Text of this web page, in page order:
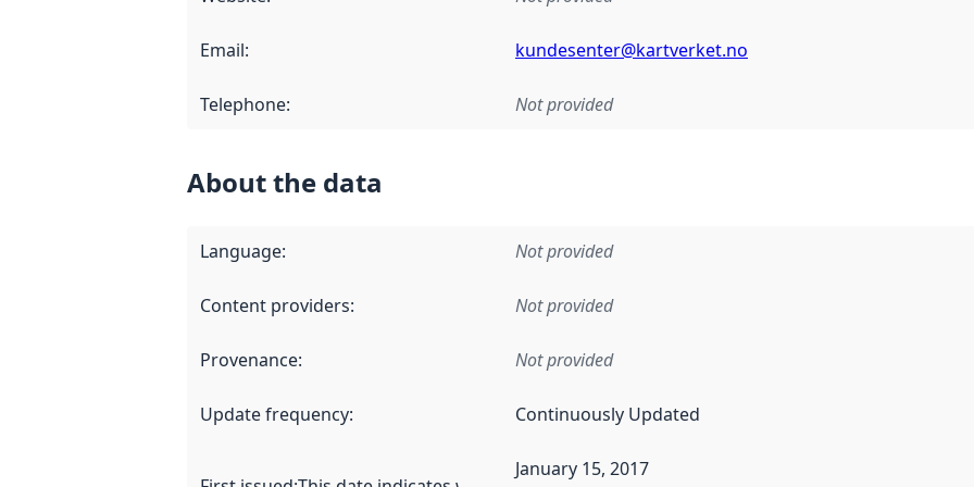
Email: kundesenter@kartverket.no
Telephone: Not provided
About the data
Language: Not provided
Content providers: Not provided
Provenance: Not provided
Update frequency: Continuously Updated
January 15, 2017